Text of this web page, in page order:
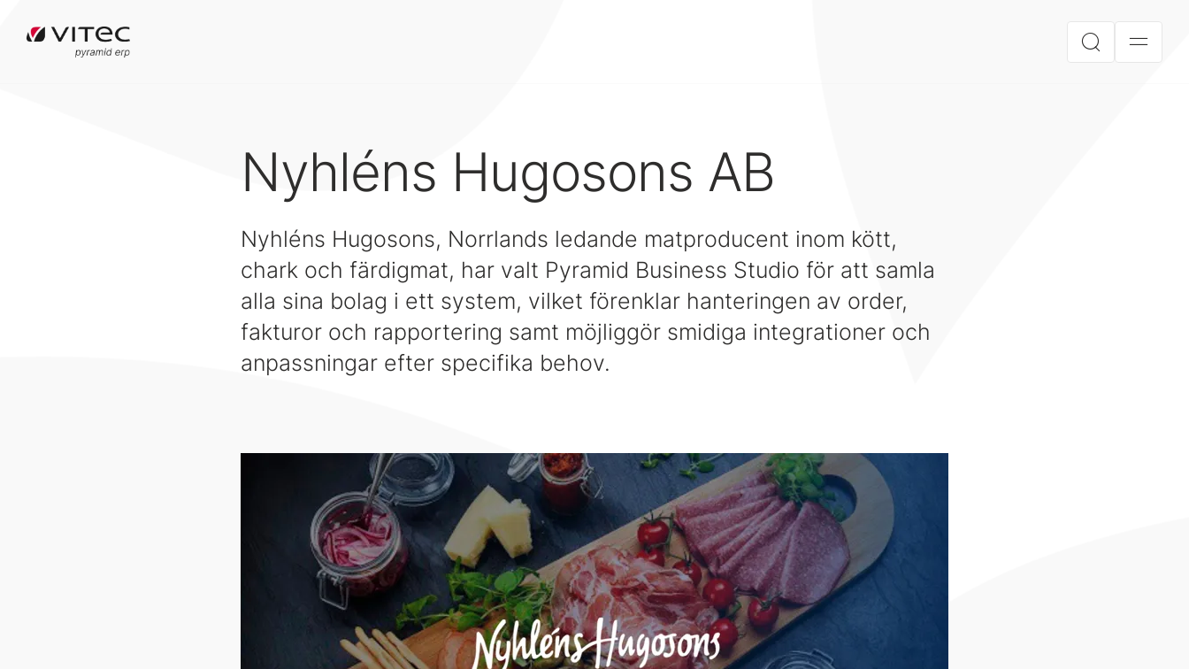
Nyhléns Hugosons AB
Nyhléns Hugosons, Norrlands ledande matproducent inom kött,
chark och färdigmat, har valt Pyramid Business Studio för att samla
alla sina bolag i ett system, vilket förenklar hanteringen av order,
fakturor och rapportering samt möjliggör smidiga integrationer och
anpassningar efter specifika behov.